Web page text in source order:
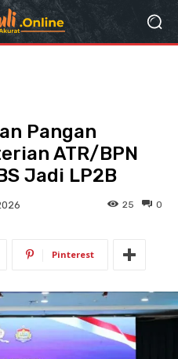
Pangan
ATR/BPN
Jadi LP2B
0
25
Pinterest